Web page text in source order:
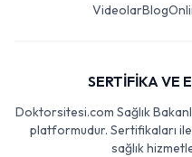
VideolarBlog
SERTİFİKA VE
Doktorsitesi.com Sağlık
platformudur. Sertifikaları
sağlık